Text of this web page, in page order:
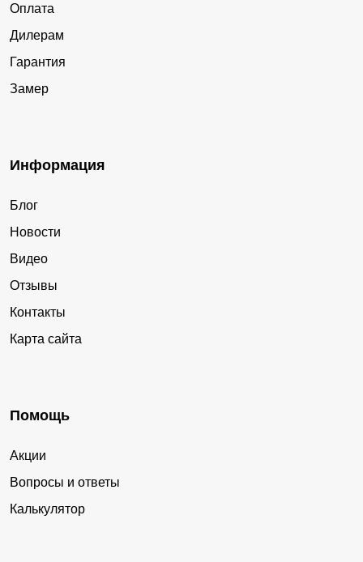
Оплата
Дилерам
Гарантия
Замер
Информация
Блог
Новости
Видео
Отзывы
Контакты
Карта сайта
Помощь
Акции
Вопросы и ответы
Калькулятор